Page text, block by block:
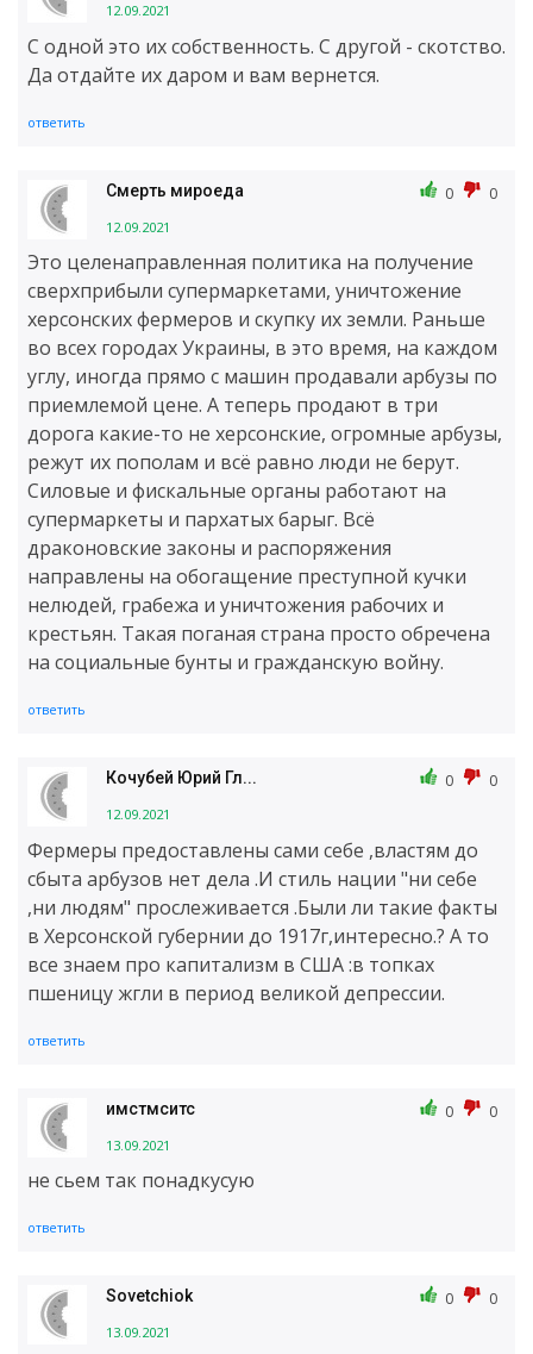
12.09.2021
С одной это их собственность. С другой - скотство.
Да отдайте их даром и вам вернется.
ответить
Смерть мироеда
12.09.2021
0 0
Это целенаправленная политика на получение
сверхприбыли супермаркетами, уничтожение
херсонских фермеров и скупку их земли. Раньше
во всех городах Украины, в это время, на каждом
углу, иногда прямо с машин продавали арбузы по
приемлемой цене. А теперь продают в три
дорога какие-то не херсонские, огромные арбузы,
режут их пополам и всё равно люди не берут.
Силовые и фискальные органы работают на
супермаркеты и пархатых барыг. Всё
драконовские законы и распоряжения
направлены на обогащение преступной кучки
нелюдей, грабежа и уничтожения рабочих и
крестьян. Такая поганая страна просто обречена
на социальные бунты и гражданскую войну.
ответить
Кочубей Юрий Гл...
12.09.2021
0 0
Фермеры предоставлены сами себе ,властям до
сбыта арбузов нет дела .И стиль нации "ни себе
,ни людям" прослеживается .Были ли такие факты
в Херсонской губернии до 1917г,интересно.? А то
все знаем про капитализм в США :в топках
пшеницу жгли в период великой депрессии.
ответить
имстмситс
13.09.2021
0 0
не сьем так понадкусую
ответить
Sovetchiok
13.09.2021
0 0